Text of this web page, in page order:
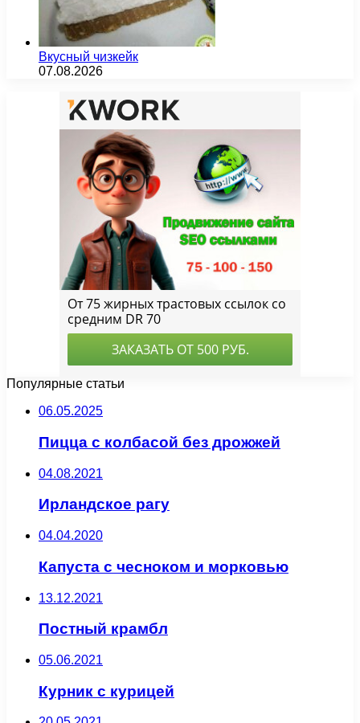
Вкусный чизкейк
07.08.2026
Популярные статьи
06.05.2025
Пицца с колбасой без дрожжей
04.08.2021
Ирландское рагу
04.04.2020
Капуста с чесноком и морковью
13.12.2021
Постный крамбл
05.06.2021
Курник с курицей